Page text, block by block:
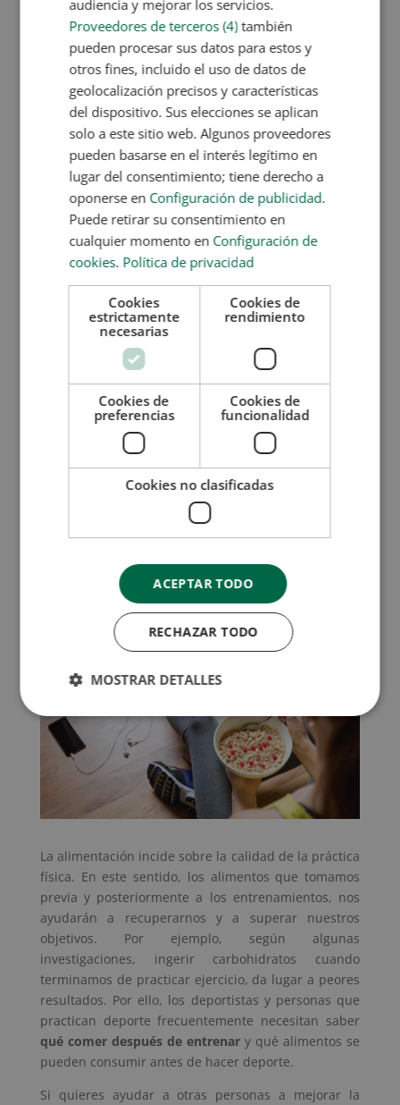
capacitación de elegir los nutrientes necesarios en
cada caso. Y es que, cada perfil de deportista
requiere una dieta acorde con sus objetivos y
necesidades.
Por otra parte, la segunda parte de esta titulación
también te introducirá en el coaching nutricional.
Así, además de crear dietas personalizadas
orientadas a los requerimientos del deportista,
también podrás asegurar que la persona cumple sus
objetivos. El hecho de desmotivarse o de no seguir
una alimentación saludable, pone en peligro la
calidad de su trayectoria deportiva. Por tanto, aplicar
el coaching es esencial para inculcar hábitos
saludables con garantías de éxito.
Formándote con esta titulación podrás preparar a
deportistas, trabajar en centros de rendimiento
deportivo, gimnasios y como Personal Trainer
¡Anímate con este curso y conviértete en
nutricionista y coach deportivo!
Tips de nutrición fit: qué
La alimentación incide sobre la calidad de la práctica
física. En este sentido, los alimentos que tomamos
previa y posteriormente a los entrenamientos, nos
ayudarán a recuperarnos y a superar nuestros
objetivos. Por ejemplo, según algunas
investigaciones, ingerir carbohidratos cuando
terminamos de practicar ejercicio, da lugar a peores
resultados. Por ello, los deportistas y personas que
practican deporte frecuentemente necesitan saber
qué comer después de entrenar y qué alimentos se
pueden consumir antes de hacer deporte.
Si quieres ayudar a otras personas a mejorar la
audiencia y mejorar los servicios.
Proveedores de terceros (4) también
pueden procesar sus datos para estos y
otros fines, incluido el uso de datos de
geolocalización precisos y características
del dispositivo. Sus elecciones se aplican
solo a este sitio web. Algunos proveedores
pueden basarse en el interés legítimo en
lugar del consentimiento; tiene derecho a
oponerse en Configuración de publicidad.
Puede retirar su consentimiento en
cualquier momento en Configuración de
cookies. Política de privacidad
Cookies
estrictamente
necesarias
Cookies de
rendimiento
Cookies de
preferencias
Cookies de
funcionalidad
Cookies no clasificadas
ACEPTAR TODO
RECHAZAR TODO
MOSTRAR DETALLES